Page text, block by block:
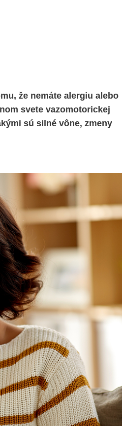
že nemáte alergiu alebo
svete vazomotorickej
sú silné vône, zmeny